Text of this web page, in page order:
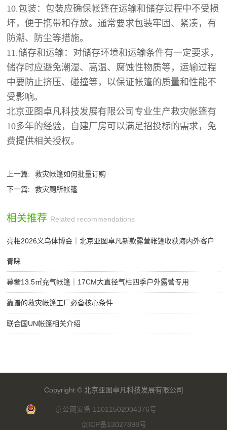
10.包装：包装应确保帐篷在运输和储存过程中不受损
坏，便于携带和存放。通常要求包装牢固、紧凑，有
防潮、防尘等措施。
11.储存和运输：对储存环境和运输条件有一定要求，
储存时应避免潮湿、高温、腐蚀性物质等，运输过程
中要防止挤压、碰撞等，以保证帐篷的质量和性能不
受影响。
北京亚图卓凡科技发展有限公司 专业生产救灾帐篷有
10多年的经验，自建厂房可以满足招投标的需求，免
费提供相关授权。
上一篇:
救灾帐篷如何批量订购
下一篇:
救灾厕所帐篷
相关推荐 Related recommendations
亮相2026义乌体博会｜北京亚图卓凡新款露营帐篷收获海内外客户
青睐
幕奢13.5㎡充气帐篷｜17CM大直径气柱四季户外露营专用
靠谱的救灾帐篷工厂必备核心条件
联合国UN帐篷相关介绍
Copyright © 北京亚图卓凡科技发展有限公司
京公网安备 11011502004376号
京ICP备13027898号